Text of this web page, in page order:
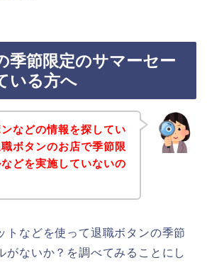
季節限定のサマーセー
いる方へ
などの情報を探してい
ボタンのお店で季節限
どを実施していないの
トなどを使って退職ボタンの季節
がないか？を調べてみることにし